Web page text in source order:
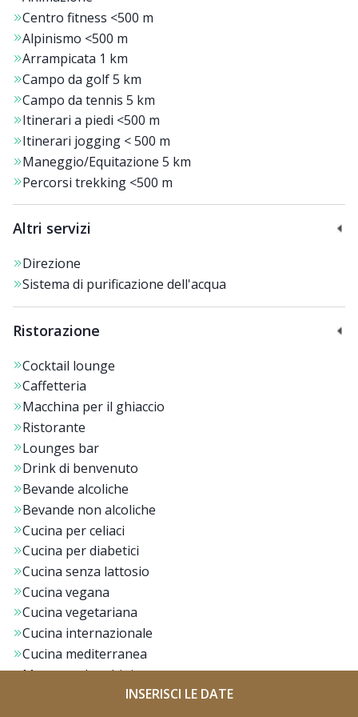
INSERISCI LE DATE
aree relax dotate di letti di fieno naturale e a infrarossi.
Per un’esperienza di puro benessere, è possibile
concedersimassaggi personalizzati
o rilassarsi consessioni di yoga
Inoltre, posto auto in garage,
centro di Cortina, skiroom con armadietto privato con
scalda scarponi,miniclub per i bambini
noleggiare l’attrezzatura da sci direttamente in hotel.
Centro fitness <500 m
Alpinismo <500 m
Arrampicata 1 km
Campo da golf5 km
Campo da tennis 5 km
Itinerari a piedi <500 m
Itinerari jogging < 500 m
Maneggio/Equitazione 5 km
Percorsi trekking <500 m
Altri servizi
Direzione
Sistema di purificazione dell'acqua
Ristorazione
Cocktail lounge
Caffetteria
Macchina per il ghiaccio
Ristorante
Lounges bar
Drink di benvenuto
Bevande alcoliche
Bevande non alcoliche
Cucina per celiaci
Cucina per diabetici
Cucina senza lattosio
Cucina vegana
Cucina vegetariana
Cucina internazionale
Cucina mediterranea
Menu per bambini